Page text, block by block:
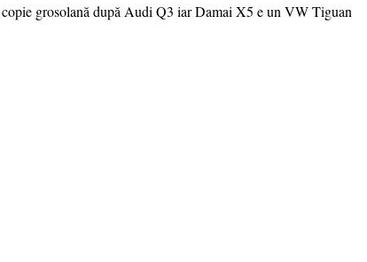
grosolană după Audi Q3 iar Damai X5 e un VW Tiguan